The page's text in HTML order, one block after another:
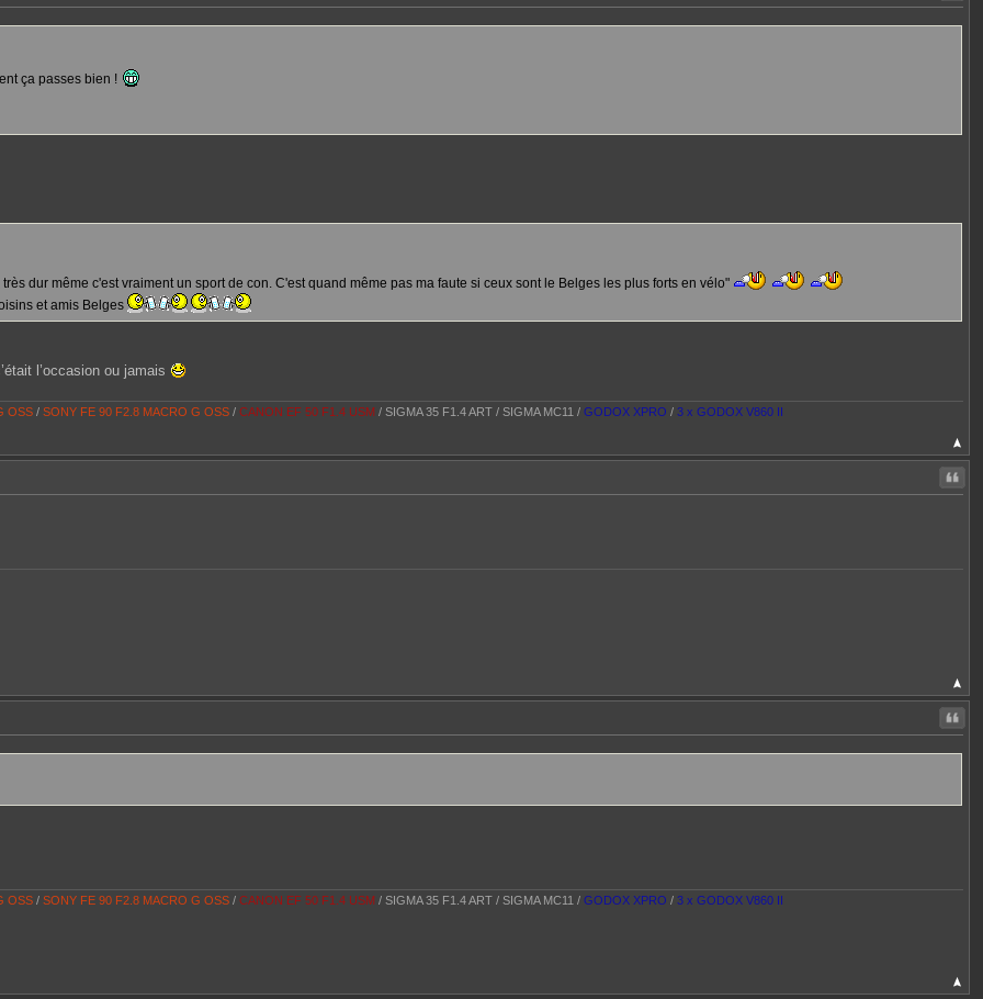
ça passes bien !
dur même c'est vraiment un sport de con. C'est quand même pas ma faute si ceux sont le Belges les plus forts en vélo"
et amis Belges
l’occasion ou jamais
OSS / SONY FE 90 F2.8 MACRO G OSS / CANON EF 50 F1.4 USM / SIGMA 35 F1.4 ART / SIGMA MC11 / GODOX XPRO / 3 x GODOX V860 II
Citer
Citer
OSS / SONY FE 90 F2.8 MACRO G OSS / CANON EF 50 F1.4 USM / SIGMA 35 F1.4 ART / SIGMA MC11 / GODOX XPRO / 3 x GODOX V860 II